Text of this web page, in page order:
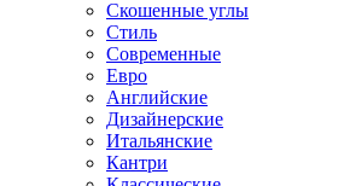
Скошенные углы
Стиль
Современные
Евро
Английские
Дизайнерские
Итальянские
Кантри